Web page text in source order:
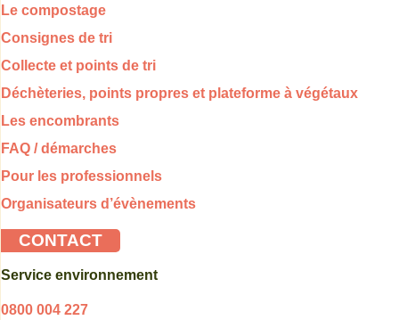
Le compostage
Consignes de tri
Collecte et points de tri
Déchèteries, points propres et plateforme à végétaux
Les encombrants
FAQ / démarches
Pour les professionnels
Organisateurs d’évènements
CONTACT
Service environnement
0800 004 227